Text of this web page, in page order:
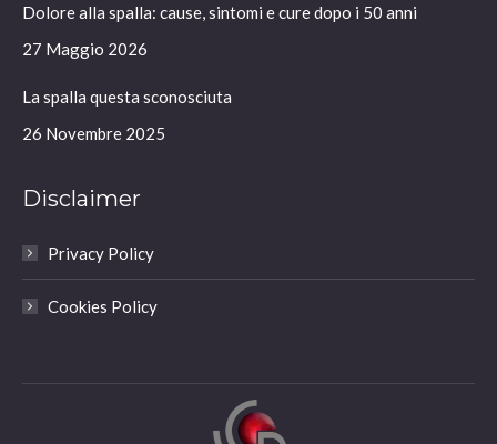
new
window
new
window
new
window
new
window
Dolore alla spalla: cause, sintomi e cure dopo i 50 anni
27 Maggio 2026
La spalla questa sconosciuta
26 Novembre 2025
Disclaimer
Privacy Policy
Cookies Policy